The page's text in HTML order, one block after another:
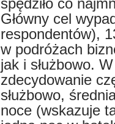
spędziło co
Główny cel
respondentów),
w podróżach
jak i służbowo.
zdecydowanie
służbowo,
noce (wskazuje